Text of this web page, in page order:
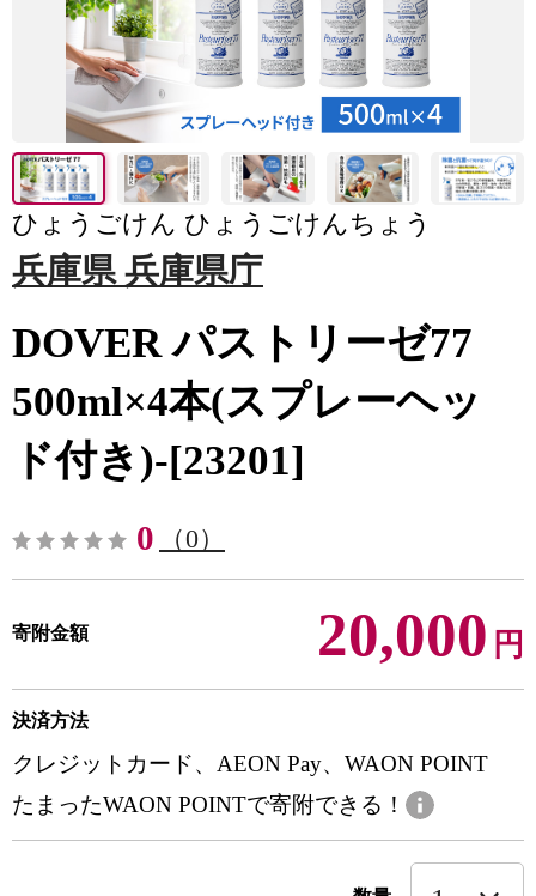
ひょうごけん ひょうごけんちょう
兵庫県 兵庫県庁
DOVER パストリーゼ77
500ml×4本(スプレーヘッ
ド付き)-[23201]
0 （0）
寄附金額 20,000 円
決済方法
クレジットカード、AEON Pay、WAON POINT
たまったWAON POINTで寄附できる！